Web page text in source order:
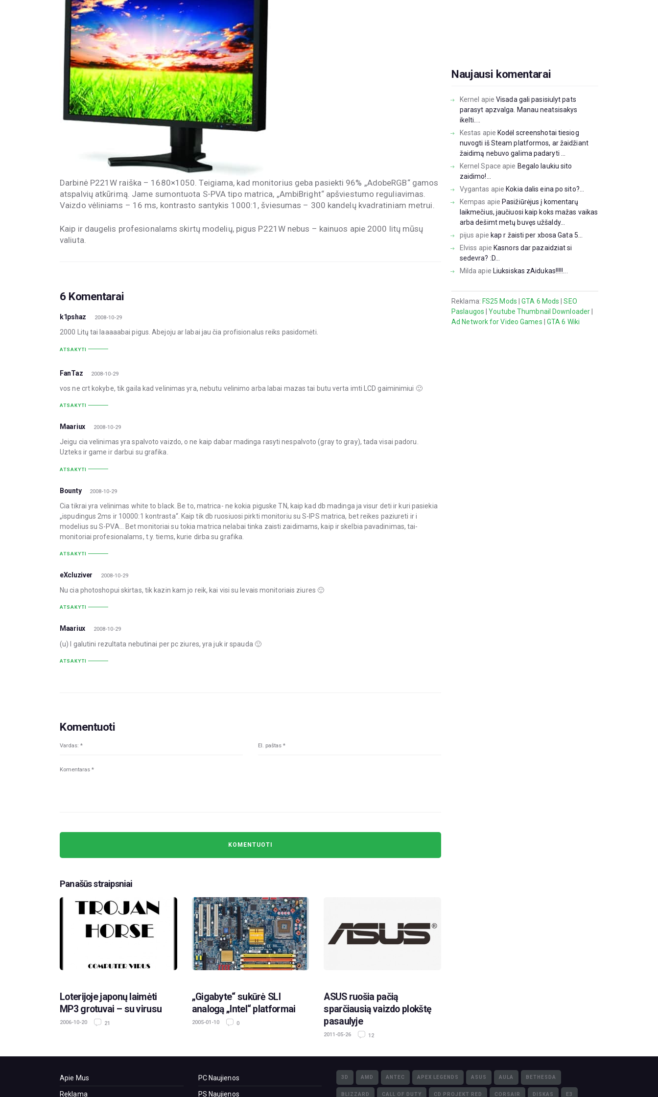
Darbinė P221W raiška – 1680×1050. Teigiama, kad monitorius geba pasiekti 96% „AdobeRGB“ gamos
atspalvių atkūrimą. Jame sumontuota S-PVA tipo matrica, „AmbiBright“ apšviestumo reguliavimas.
Vaizdo vėliniams – 16 ms, kontrasto santykis 1000:1, šviesumas – 300 kandelų kvadratiniam metrui.
Kaip ir daugelis profesionalams skirtų modelių, pigus P221W nebus – kainuos apie 2000 litų mūsų
valiuta.
6 Komentarai
k1pshaz 2008-10-29
2000 Litų tai laaaaabai pigus. Abejoju ar labai jau čia profisionalus reiks pasidomėti.
ATSAKYTI
FanTaz 2008-10-29
vos ne crt kokybe, tik gaila kad velinimas yra, nebutu velinimo arba labai mazas tai butu verta imti LCD gaiminimiui 🙂
ATSAKYTI
Maariux 2008-10-29
Jeigu cia velinimas yra spalvoto vaizdo, o ne kaip dabar madinga rasyti nespalvoto (gray to gray), tada visai padoru.
Uzteks ir game ir darbui su grafika.
ATSAKYTI
Bounty 2008-10-29
Cia tikrai yra velinimas white to black. Be to, matrica- ne kokia piguske TN, kaip kad db madinga ja visur deti ir kuri pasiekia
„ispudingus 2ms ir 10000:1 kontrasta“. Kaip tik db ruosiuosi pirkti monitoriu su S-IPS matrica, bet reikes paziureti ir i
modelius su S-PVA… Bet monitoriai su tokia matrica nelabai tinka zaisti zaidimams, kaip ir skelbia pavadinimas, tai-
monitoriai profesionalams, t.y. tiems, kurie dirba su grafika.
ATSAKYTI
eXcluziver 2008-10-29
Nu cia photoshopui skirtas, tik kazin kam jo reik, kai visi su levais monitoriais ziures 🙂
ATSAKYTI
Maariux 2008-10-29
(u) I galutini rezultata nebutinai per pc ziures, yra juk ir spauda 🙂
ATSAKYTI
Komentuoti
Panašūs straipsniai
Loterijoje japonų laimėti
MP3 grotuvai – su virusu
2006-10-20 21
„Gigabyte“ sukūrė SLI
analogą „Intel“ platformai
2005-01-10 0
ASUS ruošia pačią
sparčiausią vaizdo plokštę
pasaulyje
2011-05-26 12
Naujausi komentarai
Kernel apieVisada gali pasisiulyt pats
parasyt apzvalga. Manau neatsisakys
ikelti....
Kestas apie Kodėl screenshotai tiesiog
nuvogti iš Steam platformos, ar žaidžiant
žaidimą nebuvo galima padaryti ...
Kernel Space apie Begalo laukiu sito
zaidimo!...
Vygantas apie Kokia dalis eina po sito?...
Kempas apie Pasižiūrėjus į komentarų
laikmečius, jaučiuosi kaip koks mažas vaikas
arba dešimt metų buvęs užšaldy...
pijus apie kap r žaisti per xbosa Gata 5...
Elviss apie Kasnors dar pazaidziat si
sedevra? :D...
Milda apie Liuksiskas zAidukas!!!!!...
Reklama: FS25 Mods |GTA 6 Mods |SEO
Paslaugos |Youtube Thumbnail Downloader
Ad Network for Video Games
GTA 6 Wiki
Apie Mus
Reklama
PC Naujienos
PS Naujienos
3D AMD ANTEC APEX LEGENDS ASUS AULA BETHESDA
BLIZZARD CALL OF DUTY CD PROJEKT RED CORSAIR DISKAS E3